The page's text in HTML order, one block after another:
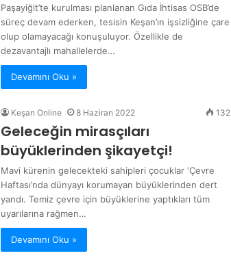
Paşayiğit’te kurulması planlanan Gıda İhtisas OSB’de
süreç devam ederken, tesisin Keşan’ın işsizliğine çare
olup olamayacağı konuşuluyor. Özellikle de
dezavantajlı mahallelerde…
Devamını Oku »
Keşan Online 8 Haziran 2022 132
Geleceğin mirasçıları
büyüklerinden şikayetçi!
Mavi kürenin gelecekteki sahipleri çocuklar ‘Çevre
Haftası’nda dünyayı korumayan büyüklerinden dert
yandı. Temiz çevre için büyüklerine yaptıkları tüm
uyarılarına rağmen…
Devamını Oku »